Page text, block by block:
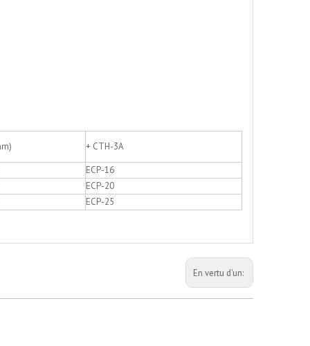
+ CTH-3A
ECP-16
ECP-20
ECP-25
En vertu d'un: